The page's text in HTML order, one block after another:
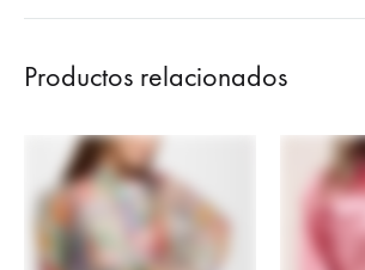
Productos relacionados